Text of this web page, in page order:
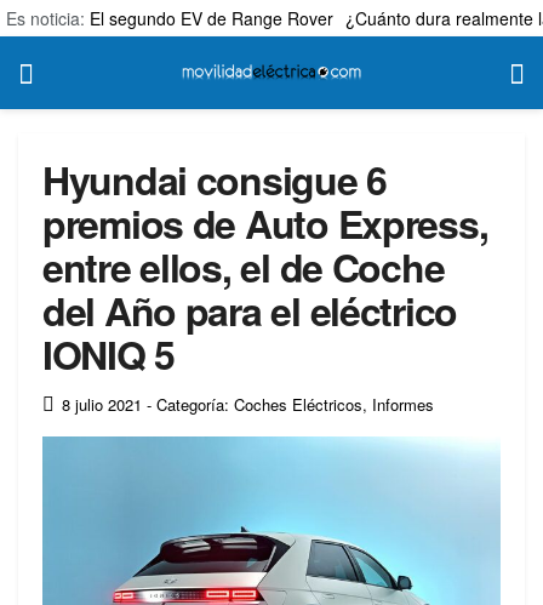
Es noticia: El segundo EV de Range Rover ¿Cuánto dura realmente
Hyundai consigue 6
premios de Auto Express,
entre ellos, el de Coche
del Año para el eléctrico
IONIQ 5
8 julio 2021 - Categoría: Coches Eléctricos, Informes